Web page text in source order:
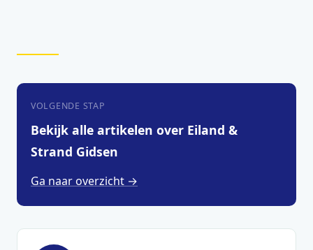
VOLGENDE STAP
Bekijk alle artikelen over Eiland &
Strand Gidsen
Ga naar overzicht →